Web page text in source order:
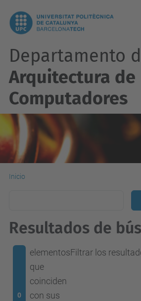
Departamento
Arquitectura de
Computadores
Inicio
Resultados de
0
elementos
que
coinciden
con sus
Filtrar los